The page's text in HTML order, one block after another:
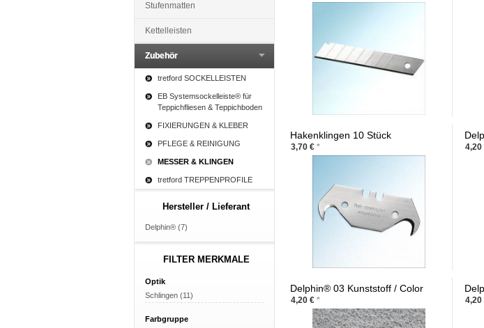
Stufenmatten
Kettelleisten
Zubehör
tretford SOCKELLEISTEN
EB Systemsockelleiste® für
Teppichfliesen & Teppichboden
FIXIERUNGEN & KLEBER
PFLEGE & REINIGUNG
MESSER & KLINGEN
tretford TREPPENPROFILE
Hersteller / Lieferant
Delphin® (7)
FILTER MERKMALE
Optik
Schlingen (11)
Farbgruppe
Hakenklingen 10 Stück
3,70 € * 4,20
Delphin® 03 Kunststoff / Color
schwarz-gelb
4,20 € *
blau
4,20